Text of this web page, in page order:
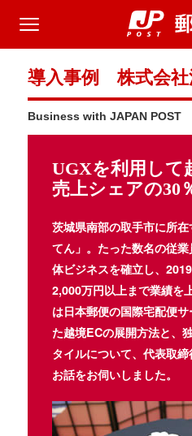
導入事例 株式会社
Business with JAPAN POST
UGXを利用して
売上シェアの30
茨城県南部の取手市に所
てん」。たった数名の従
体ビジネスを確立し、
2,000万円以上まで業績を
は日本郵便の国際宅配便
た越境ECの展開方法と、
タイルについて、代表取
お話をお伺いしました。